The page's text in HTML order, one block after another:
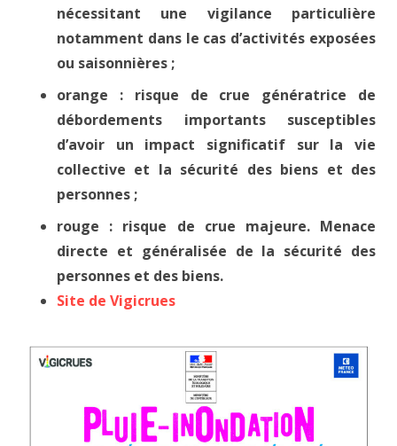
nécessitant une vigilance particulière
notamment dans le cas d’activités exposées
ou saisonnières ;
orange : risque de crue génératrice de
débordements importants susceptibles
d’avoir un impact significatif sur la vie
collective et la sécurité des biens et des
personnes ;
rouge : risque de crue majeure. Menace
directe et généralisée de la sécurité des
personnes et des biens.
Site de Vigicrues